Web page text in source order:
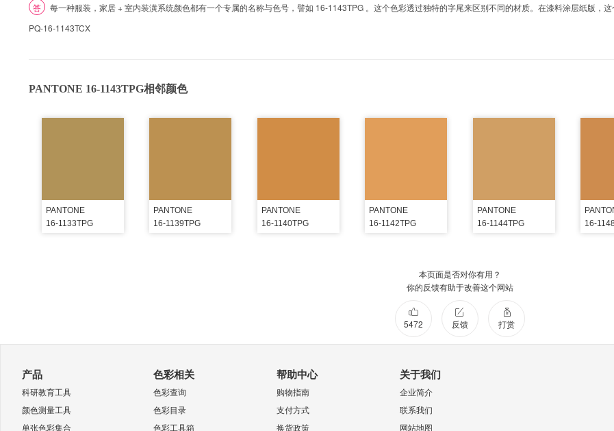
答
每一种服装，家居 + 室内装潢系统颜色都有一个专属的名称与色号，譬如 16-1143TPG 。这个色彩透过独特的字尾来区别不同的材质。在漆料涂层纸版，
PQ-16-1143TCX
PANTONE 16-1143TPG相邻颜色
PANTONE
16-1133TPG
PANTONE
16-1139TPG
PANTONE
16-1140TPG
PANTONE
16-1142TPG
PANTONE
16-1144TPG
16-
本页面是否对你有用？
你的反馈有助于改善这个网站
5472 反馈 打赏
产品
科研教育工具
颜色测量工具
单张色彩集合
色彩相关
色彩查询
色彩目录
色彩工具箱
帮助中心
购物指南
支付方式
换货政策
关于我们
企业简介
联系我们
网站地图